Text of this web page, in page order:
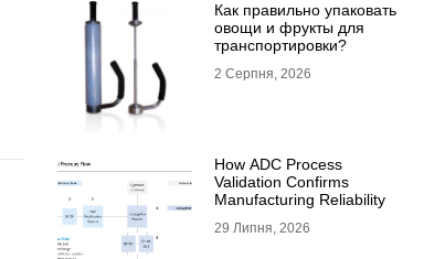
Как правильно упаковать
овощи и фрукты для
транспортировки?
2 Серпня, 2026
How ADC Process
Validation Confirms
Manufacturing Reliability
29 Липня, 2026